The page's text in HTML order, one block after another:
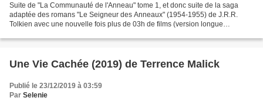
Suite de "La Communauté de l'Anneau" tome 1, et donc suite de la saga
adaptée des romans "Le Seigneur des Anneaux" (1954-1955) de J.R.R.
Tolkien avec une nouvelle fois plus de 03h de films (version longue
Une Vie Cachée (2019) de Terrence Malick
Publié le 23/12/2019 à 03:59
Par Selenie